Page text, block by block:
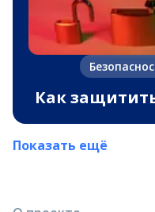
Как
Показать ещё